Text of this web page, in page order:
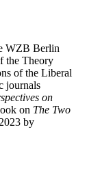
WZB Berlin
the Theory
of the Liberal
journals
on
on The Two
by